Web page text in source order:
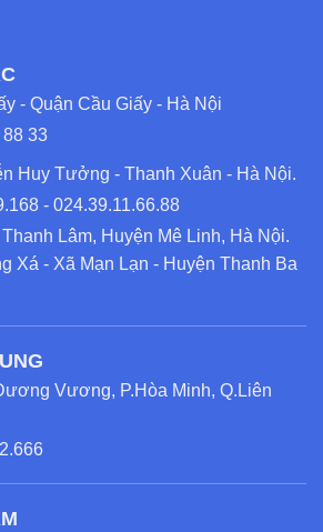
- Quận Cầu Giấy - Hà Nội
33
Huy Tưởng - Thanh Xuân - Hà Nội.
- 024.39.11.66.88
Lâm, Huyện Mê Linh, Hà Nội.
Xá - Xã Mạn Lạn - Huyện Thanh Ba
Vương, P.Hòa Minh, Q.Liên